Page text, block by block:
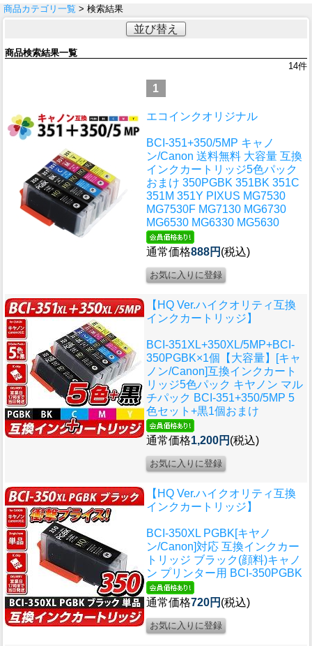
商品カテゴリ一覧 > 検索結果
並び替え
商品検索結果一覧
14件
1
エコインクオリジナル
BCI-351+350/5MP キャノ
ン/Canon 送料無料 大容量 互換
インクカートリッジ5色パック
おまけ 350PGBK 351BK 351C
351M 351Y PIXUS MG7530
MG7530F MG7130 MG6730
MG6530 MG6330 MG5630
通常価格888円 (税込)
【HQ Ver.ハイクオリティ互換
インクカートリッジ】
BCI-351XL+350XL/5MP+BCI-
350PGBK×1個【大容量】[キャ
ノン/Canon]互換インクカート
リッジ5色パック キヤノン マル
チパック BCI-351+350/5MP 5
色セット+黒1個おまけ
通常価格1,200円 (税込)
【HQ Ver.ハイクオリティ互換
インクカートリッジ】
BCI-350XL PGBK[キヤノ
ン/Canon]対応 互換インクカー
トリッジ ブラック(顔料)キャノ
ン プリンター用 BCI-350PGBK
通常価格720円 (税込)